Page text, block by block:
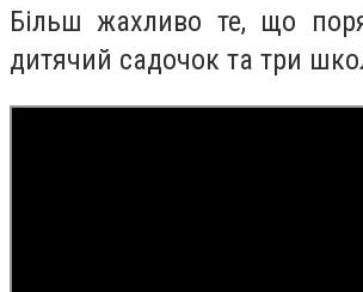
Більш жахливо те, що
дитячий садочок та три